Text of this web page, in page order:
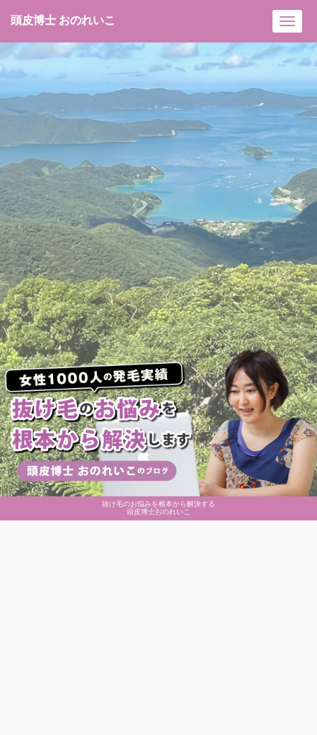
抜け毛のお悩みを根本から解決する
頭皮博士おのれいこ
頭皮博士 おのれいこ